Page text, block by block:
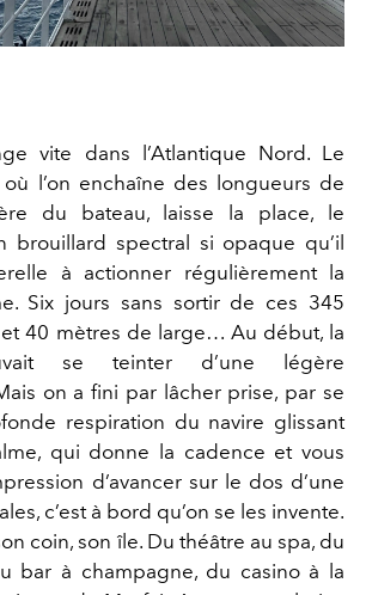
vite dans l’Atlantique Nord. Le
où l’on enchaîne des longueurs de
du bateau, laisse la place, le
brouillard spectral si opaque qu’il
à actionner régulièrement la
Six jours sans sortir de ces 345
40 mètres de large… Au début, la
se teinter d’une légère
on a fini par lâcher prise, par se
respiration du navire glissant
qui donne la cadence et vous
d’avancer sur le dos d’une
c’est à bord qu’on se les invente.
coin, son île. Du théâtre au spa, du
bar à champagne, du casino à la